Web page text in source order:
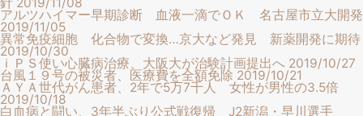
アルツハイマー早期診断 血液一滴でＯＫ 名古屋市立大開発
2019/11/05
異常免疫細胞 化合物で変換…京大など発見 新薬開発に期待
2019/10/30
ｉＰＳ使い心臓病治療、大阪大が治験計画提出へ 2019/10/27
台風１９号の被災者、医療費を全額免除 2019/10/21
ＡＹＡ世代がん患者、2年で5万7千人 女性が男性の3.5倍
2019/10/18
白血病と闘い、3年半ぶり公式戦復帰 J2新潟・早川選手